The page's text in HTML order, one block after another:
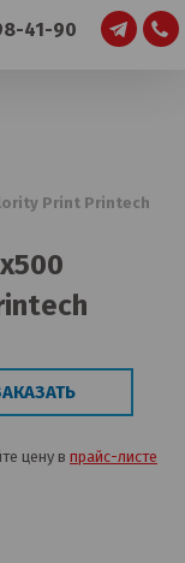
41-90
Print Printech
цену в прайс-листе